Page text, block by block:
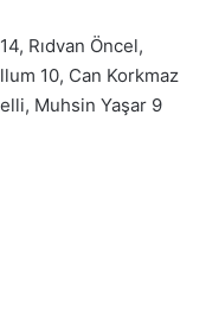
Rıdvan Öncel,
10, Can Korkmaz
Muhsin Yaşar 9